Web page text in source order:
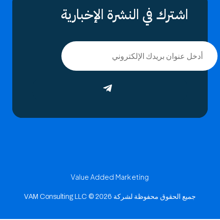
اشترك في النشرة الإخبارية
Value Added Marketing
جميع الحقوق محفوظة لشركة VAM Consulting LLC © 2026